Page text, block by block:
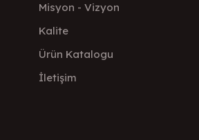
Misyon - Vizyon
Kalite
Ürün Katalogu
İletişim